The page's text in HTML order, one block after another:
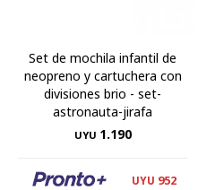
Set de mochila infantil de
neopreno y cartuchera con
divisiones brio - set-
astronauta-jirafa
UYU 1.190
UYU 952